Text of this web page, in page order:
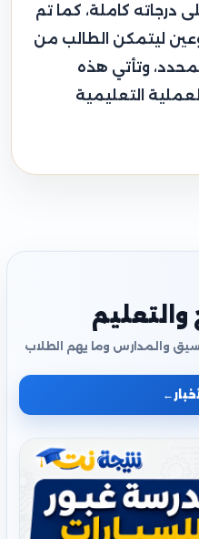
كاملة، كما تم
ليتمكن الطالب من
وتأتي هذه
التعليمية
والتعليم
والمدارس وما يهم الطلاب
←